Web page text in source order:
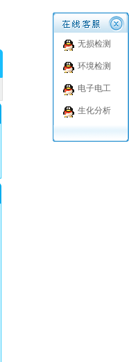
无损检测
环境检测
电子电工
生化分析